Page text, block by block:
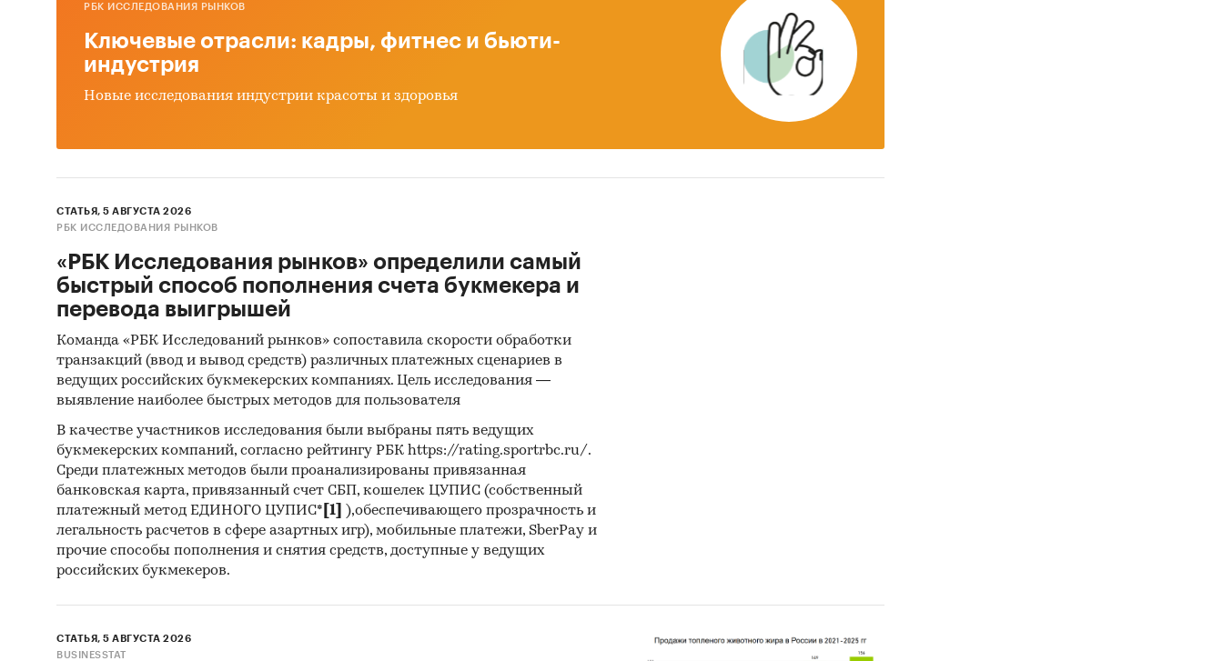
РБК ИССЛЕДОВАНИЯ РЫНКОВ
Ключевые отрасли: кадры, фитнес и бьюти-
индустрия
Новые исследования индустрии красоты и здоровья
СТАТЬЯ, 5 АВГУСТА 2026
РБК ИССЛЕДОВАНИЯ РЫНКОВ
«РБК Исследования рынков» определили самый
быстрый способ пополнения счета букмекера и
перевода выигрышей
Команда «РБК Исследований рынков» сопоставила скорости обработки
транзакций (ввод и вывод средств) различных платежных сценариев в
ведущих российских букмекерских компаниях. Цель исследования —
выявление наиболее быстрых методов для пользователя
В качестве участников исследования были выбраны пять ведущих
букмекерских компаний, согласно рейтингу РБК https://rating.sportrbc.ru/.
Среди платежных методов были проанализированы привязанная
банковская карта, привязанный счет СБП, кошелек ЦУПИС (собственный
платежный метод ЕДИНОГО ЦУПИС* [1]
),обеспечивающего прозрачность и
легальность расчетов в сфере азартных игр), мобильные платежи, SberPay и
прочие способы пополнения и снятия средств, доступные у ведущих
российских букмекеров.
СТАТЬЯ, 5 АВГУСТА 2026
BUSINESSTAT